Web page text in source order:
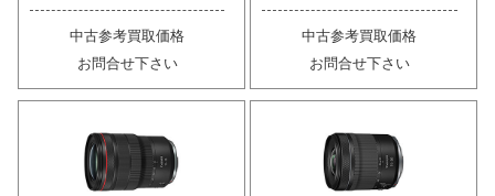
中古参考買取価格
お問合せ下さい
中古参考買取価格
お問合せ下さい